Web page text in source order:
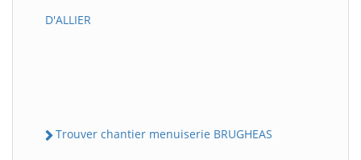
D'ALLIER
Trouver chantier menuiserie BRUGHEAS